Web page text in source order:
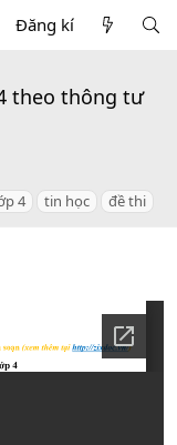
Đăng kí
theo thông tư
4 tin học đề thi